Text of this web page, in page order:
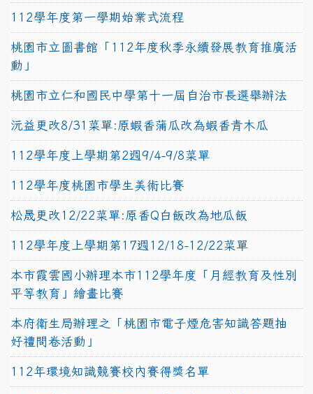
112學年度第一學期始業式流程
桃園市立圖書館「112年度秋季永續發展教育推廣活
動」
桃園市立仁和國民中學第十一屆自治市長選舉辦法
沅益更改8/31菜單:原蝦香蒲瓜改為蝦香青木瓜
112學年度上學期第2週9/4-9/8菜單
112學年度桃園市學生美術比賽
松晟更改12/22菜單:原香Q白飯改為地瓜飯
112學年度上學期第17週12/18-12/22菜單
本市霞雲國小辦理本市112學年度「月經教育及性別
平等教育」繪畫比賽
本府衛生局辦理之「桃園市電子煙危害知識答題抽
好禮問卷活動」
112年環境知識競賽校內賽得獎名單